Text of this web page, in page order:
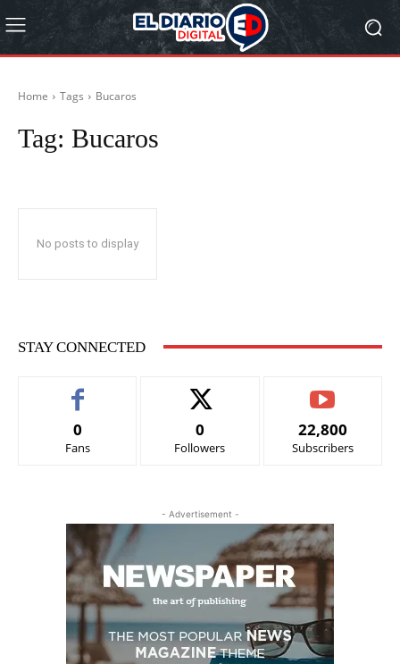
Home Tags Bucaros
Tag: Bucaros
No posts to display
STAY CONNECTED
0
Fans
0
Followers
22,800
Subscribers
- Advertisement -